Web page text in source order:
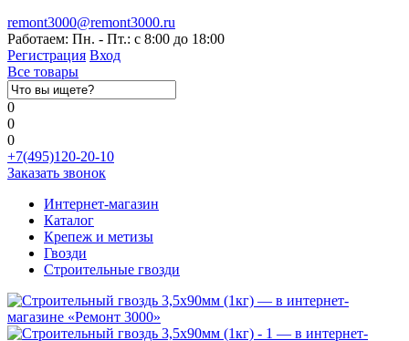
remont3000@remont3000.ru
Работаем: Пн. - Пт.: с 8:00 до 18:00
Регистрация Вход
Все товары
0
0
0
+7(495)120-20-10
Заказать звонок
Интернет-магазин
Каталог
Крепеж и метизы
Гвозди
Строительные гвозди